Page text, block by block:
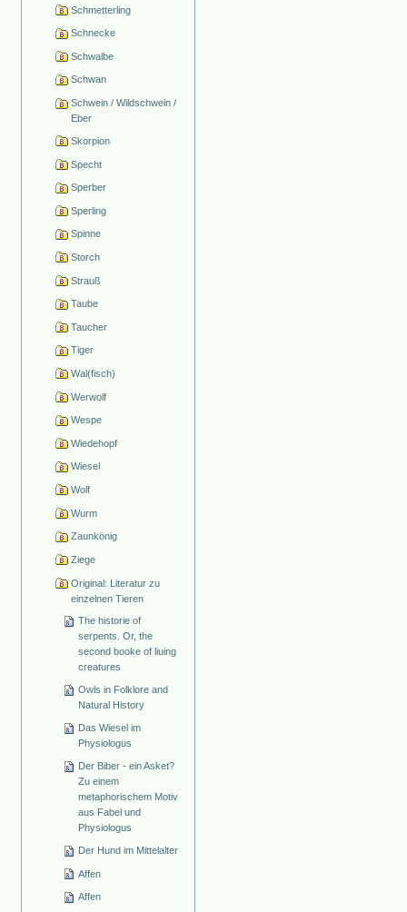
Schmetterling
Schnecke
Schwalbe
Schwan
Schwein / Wildschwein /
Eber
Skorpion
Specht
Sperber
Sperling
Spinne
Storch
Strauß
Taube
Taucher
Tiger
Wal(fisch)
Werwolf
Wespe
Wiedehopf
Wiesel
Wolf
Wurm
Zaunkönig
Ziege
Original: Literatur zu
einzelnen Tieren
The historie of
serpents. Or, the
second booke of liuing
creatures
Owls in Folklore and
Natural History
Das Wiesel im
Physiologus
Der Biber - ein Asket?
Zu einem
metaphorischem Motiv
aus Fabel und
Physiologus
Der Hund im Mittelalter
Affen
Affen